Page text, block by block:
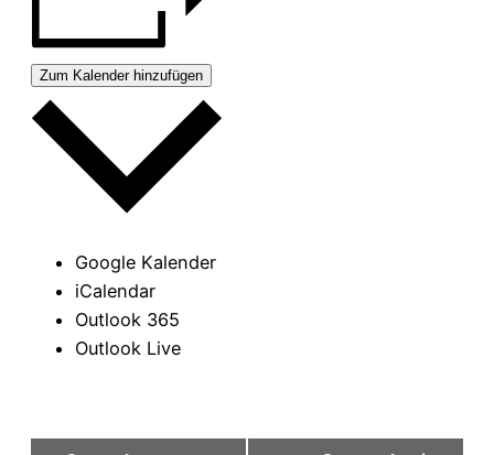
Zum Kalender hinzufügen
Google Kalender
iCalendar
Outlook 365
Outlook Live